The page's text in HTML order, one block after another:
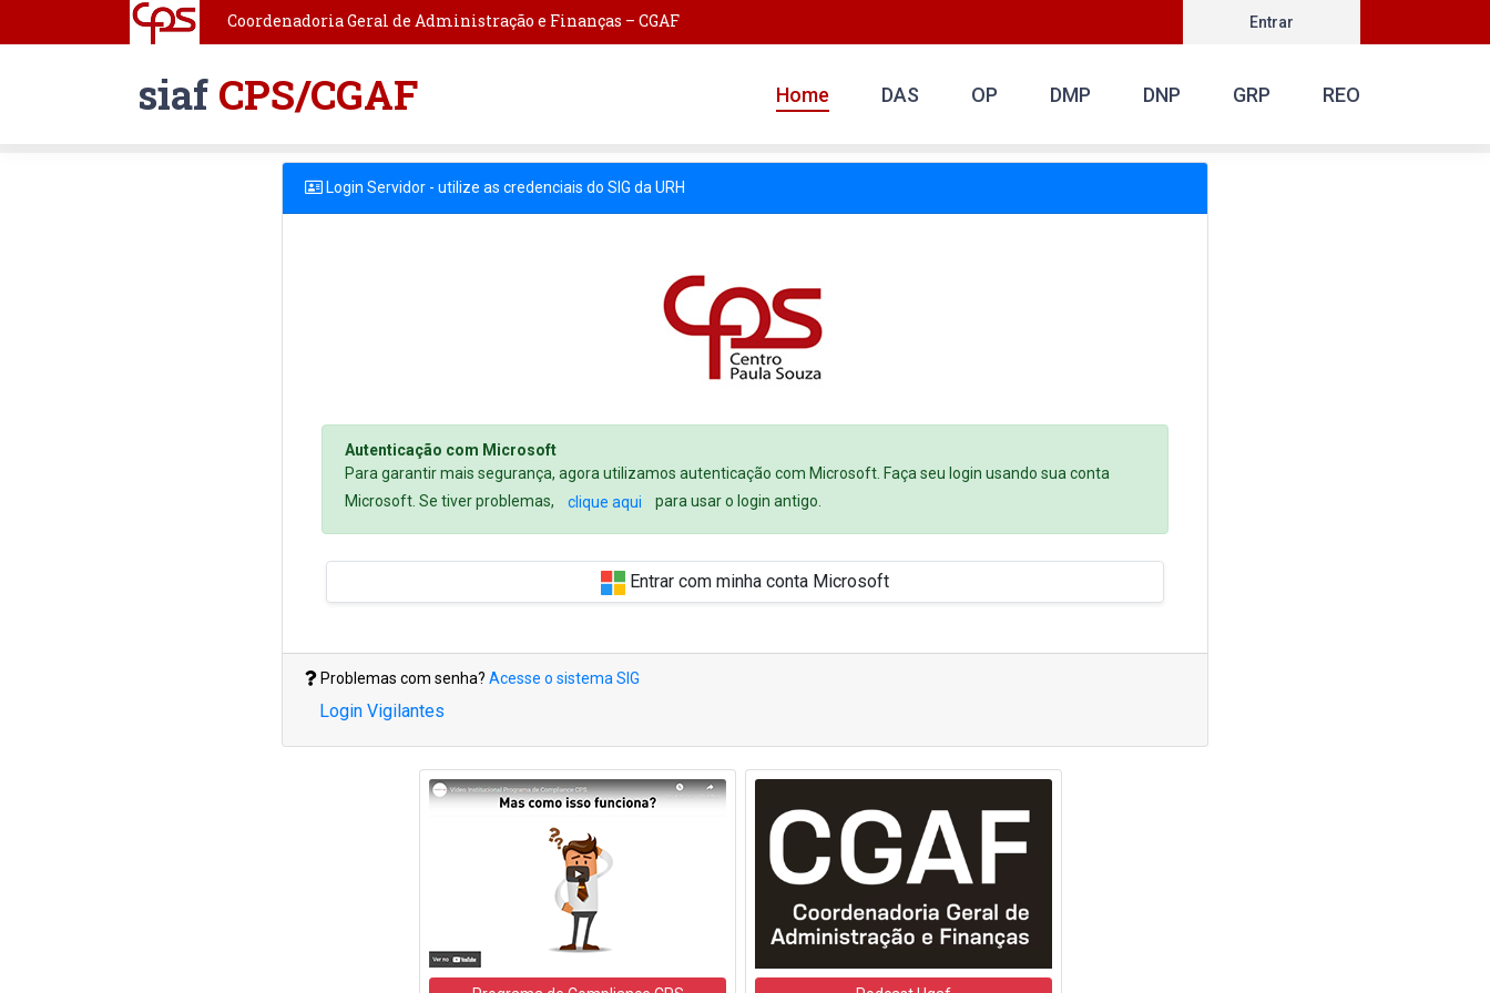
Coordenadoria Geral de Administração e Finanças – CGAF Entrar
siaf CPS/CGAF Home DAS OP DMP DNP GRP REO
Login Servidor - utilize as credenciais do SIG da URH
Autenticação com Microsoft
Para garantir mais segurança, agora utilizamos autenticação com Microsoft. Faça seu login usando sua conta
Microsoft. Se tiver problemas,
clique aqui para usar o login antigo.
Entrar com minha conta Microsoft
Problemas com senha? Acesse o sistema SIG
Login Vigilantes